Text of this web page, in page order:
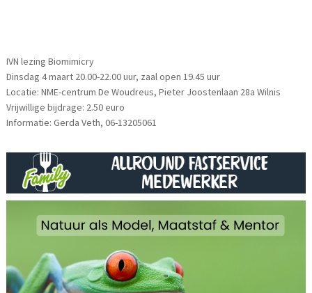
IVN lezing Biomimicry
Dinsdag 4 maart 20.00-22.00 uur, zaal open 19.45 uur
Locatie: NME-centrum De Woudreus, Pieter Joostenlaan 28a Wilnis
Vrijwillige bijdrage: 2.50 euro
Informatie: Gerda Veth, 06-13205061